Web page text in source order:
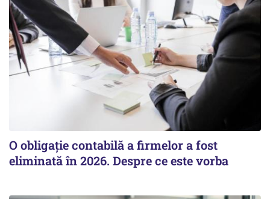
O obligație contabilă a firmelor a fost
eliminată în 2026. Despre ce este vorba